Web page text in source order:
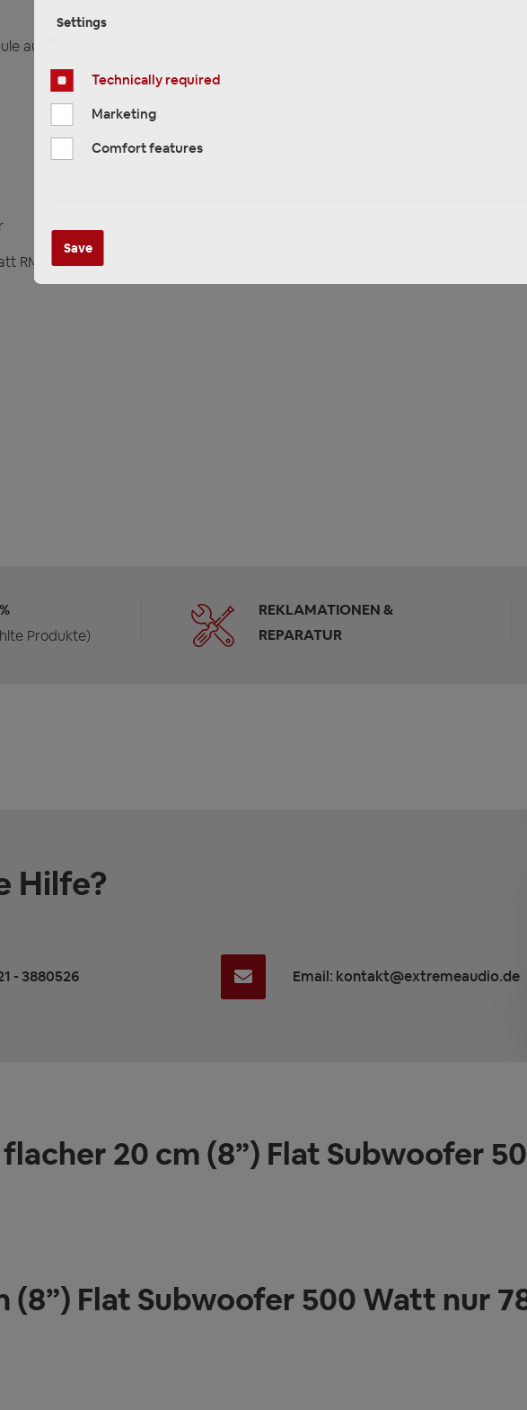
auf Glasfaser-Träger
RMS/Max.
Produkte)
REKLAMATIONEN &
REPARATUR
Hilfe?
- 3880526 Email: kontakt@extremeaudio.de
flacher 20 cm (8”) Flat Subwoofer
(8”) Flat Subwoofer 500 Watt nur
Settings
Technically required
Marketing
Comfort features
Save